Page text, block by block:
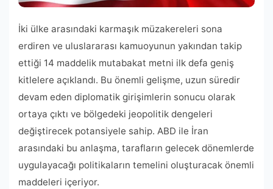
İki ülke arasındaki karmaşık müzakereleri sona
erdiren ve uluslararası kamuoyunun yakından takip
ettiği 14 maddelik mutabakat metni ilk defa geniş
kitlelere açıklandı. Bu önemli gelişme, uzun süredir
devam eden diplomatik girişimlerin sonucu olarak
ortaya çıktı ve bölgedeki jeopolitik dengeleri
değiştirecek potansiyele sahip. ABD ile İran
arasındaki bu anlaşma, tarafların gelecek dönemlerde
uygulayacağı politikaların temelini oluşturacak önemli
maddeleri içeriyor.